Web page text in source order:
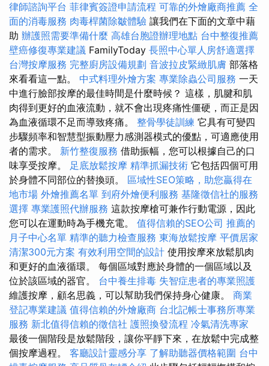
律師諮詢平台 菲律賓簽證申請流程 可靠的外燴廠商推薦 全
面的消毒服務 肉毒桿菌除皺體驗 讓我們在下面的文章中藉
助 辦護照需要準備什麼 高雄台胞證辦理地點 台中整復推薦
壁癌修復專業建議 FamilyToday 長照中心單人房舒適選擇
台灣按摩服務 完整廚房設備規劃 音波拉皮緊緻肌膚 部落格
來看看這一點。 中式料理外燴方案 專業除蟲公司服務 一天
中進行臉部按摩的最佳時間是什麼時候？ 這樣，肌腱和肌
肉得到更好的血液流動，就不會出現疼痛性僵硬，而正是因
為血液循環不足而導致疼痛。 整骨學徒訓練 它具有可變四
步驟頻率和智慧型振動壓力感測器模式的優點，可適應使用
者的需求。 新竹整復服務 借助振幅，您可以根據自己的口
味享受按摩。 足底放鬆按摩 精準抓漏技術 它包括四個可用
於身體不同部位的替換頭。 區域性SEO策略，助您贏得在
地市場 外燴推薦名單 到府外燴便利服務 基隆徵信社的服務
選擇 專業護照代辦服務 這款按摩槍可兼作行動電源，因此
您可以在運動時為手機充電。 值得信賴的SEO公司 推薦的
月子中心名單 精準的聽力檢查服務 東海放鬆按摩 平價居家
清潔300元方案 有效利用空間的設計 使用按摩來放鬆肌肉
和更好的血液循環。 每個區域對應於身體的一個區域以及
位於該區域的器官。 台中養生排毒 失智症患者的專業照護
維護按摩，顧名思義，可以幫助我們保持身心健康。 商業
登記專業建議 值得信賴的外燴廠商 台北記帳士事務所專業
服務 新北值得信賴的徵信社 護照換發流程 冷氣清洗專家
最後一個階段是放鬆階段，讓你平靜下來，在放鬆中完成整
個按摩過程。 客廳設計靈感分享 了解助聽器價格範圍 台中